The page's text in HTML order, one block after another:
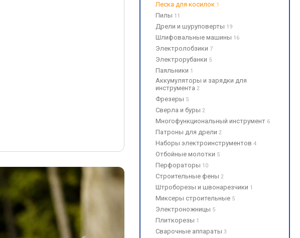
Леска для косилок 1
Пилы 11
Дрели и шуруповерты 19
Шлифовальные машины 16
Электролобзики 7
Электрорубанки 5
Паяльники 1
Аккумуляторы и зарядки для
инструмента 2
Фрезеры 5
Сверла и буры 2
Многофункциональный инструмент 6
Патроны для дрели 2
Наборы электроинструментов 4
Отбойные молотки 5
Перфораторы 10
Строительные фены 2
Штроборезы и швонарезчики 1
Миксеры строительные 5
Электроножницы 5
Плиткорезы 1
Сварочные аппараты 3